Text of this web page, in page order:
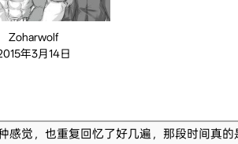
Zoharwolf
年3月14日
觉，也重复回忆了好几遍，那段时间真